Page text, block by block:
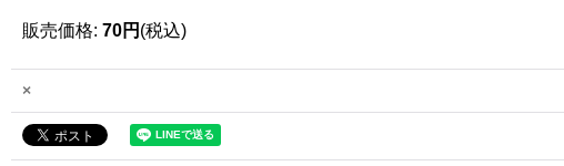
販売価格: 70円 (税込)
×